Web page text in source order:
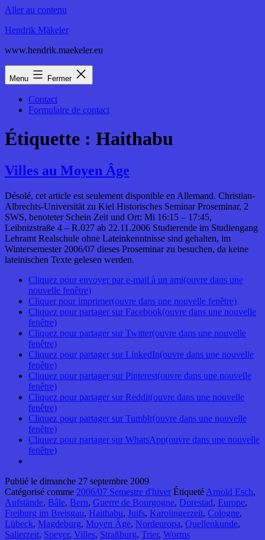
Aller au contenu
Hendrik Mäkeler
www.hendrik.maekeler.eu
Menu Fermer
Contact
Formulaire de contact
Étiquette : Haithabu
Villes au Moyen Âge
Désolé, cet article est seulement disponible en Allemand. Christian-
Albrechts-Universität zu Kiel Historisches Seminar Proseminar, 2
SWS, benoteter Schein Zeit und Ort: Mi 16:15 – 17:45,
Leibnizstraße 4 – R.027 ab 22.11.2006 Studierende im Studiengang
Lehramt Realschule ohne Lateinkenntnisse sind gehalten, im
Wintersemester 2006/07 dieses Proseminar zu besuchen, da keine
lateinischen Texte gelesen werden.
Cliquez pour envoyer par e-mail à un ami(ouvre dans une
nouvelle fenêtre)
Cliquer pour imprimer(ouvre dans une nouvelle fenêtre)
Cliquez pour partager sur Facebook(ouvre dans une nouvelle
fenêtre)
Cliquez pour partager sur Twitter(ouvre dans une nouvelle
fenêtre)
Cliquez pour partager sur LinkedIn(ouvre dans une nouvelle
fenêtre)
Cliquez pour partager sur Pinterest(ouvre dans une nouvelle
fenêtre)
Cliquez pour partager sur Reddit(ouvre dans une nouvelle
fenêtre)
Cliquez pour partager sur Tumblr(ouvre dans une nouvelle
fenêtre)
Cliquez pour partager sur WhatsApp(ouvre dans une nouvelle
fenêtre)
Publié le dimanche 27 septembre 2009
Catégorisé comme 2006/07 Semestre d'hiver Étiqueté Arnold Esch,
Aufstände, Bâle, Bern, Guerre de Bourgogne, Dorestad, Europe,
Freiburg im Breisgau, Haithabu, Juifs, Karolingerzeit, Cologne,
Lübeck, Magdeburg, Moyen Âge, Nordeuropa, Quellenkunde,
Salierzeit, Speyer, Villes, Straßburg, Trier, Worms